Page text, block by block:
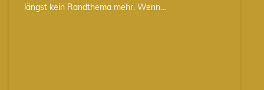
längst kein Randthema mehr. Wenn…